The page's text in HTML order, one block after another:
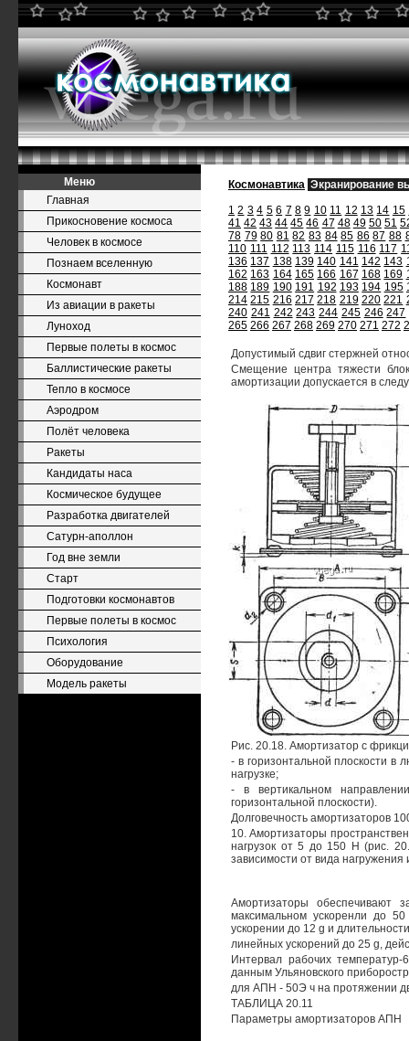
Меню
Главная
Прикосновение космоса
Человек в космосе
Познаем вселенную
Космонавт
Из авиации в ракеты
Луноход
Первые полеты в космос
Баллистические ракеты
Тепло в космосе
Аэродром
Полёт человека
Ракеты
Кандидаты наса
Космическое будущее
Разработка двигателей
Сатурн-аполлон
Год вне земли
Старт
Подготовки космонавтов
Первые полеты в космос
Психология
Оборудование
Модель ракеты
Космонавтика Экранирование
1 2 3 4 5 6 7 8 9 10 11 12 13 14 15
41 42 43 44 45 46 47 48 49 50 51
78 79 80 81 82 83 84 85 86 87 88
110 111 112 113 114 115 116 117
136 137 138 139 140 141 142 143
162 163 164 165 166 167 168 169
188 189 190 191 192 193 194 195
214 215 216 217 218 219 220 221
240 241 242 243 244 245 246 247
265 266 267 268 269 270 271 272
Допустимый сдвиг стержней
Смещение центра тяжести
амортизации допускается в
Рис. 20.18. Амортизатор с
- в горизонтальной плоскости в
нагрузке;
- в вертикальном
горизонтальной плоскости).
Долговечность амортизаторов
10. Амортизаторы
нагрузок от 5 до 150 Н (рис.
зависимости от вида
Амортизаторы обеспечивают
максимальном ускоренли до
ускорении до 12 g и
линейных ускорений до 25 g,
Интервал рабочих
данным Ульяновского
для АПН - 50Э ч на протяжении
ТАБЛИЦА 20.11
Параметры амортизаторов АПН